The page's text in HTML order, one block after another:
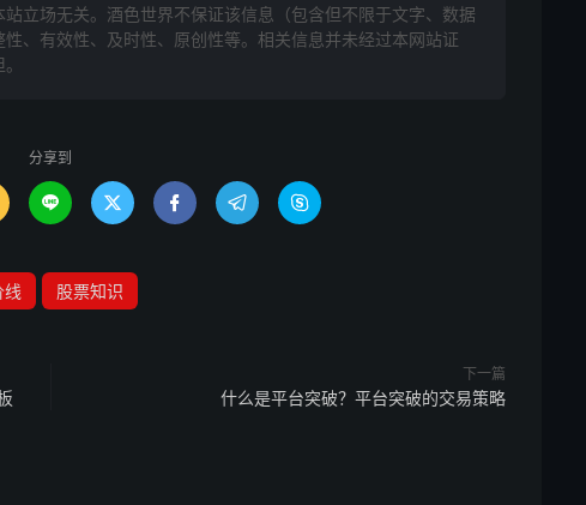
立场无关。酒色世界不保证该信息（包含但不限于文字、数据
、有效性、及时性、原创性等。相关信息并未经过本网站证
分享到
    
线 股票知识
下一篇
什么是平台突破？平台突破的交易策略